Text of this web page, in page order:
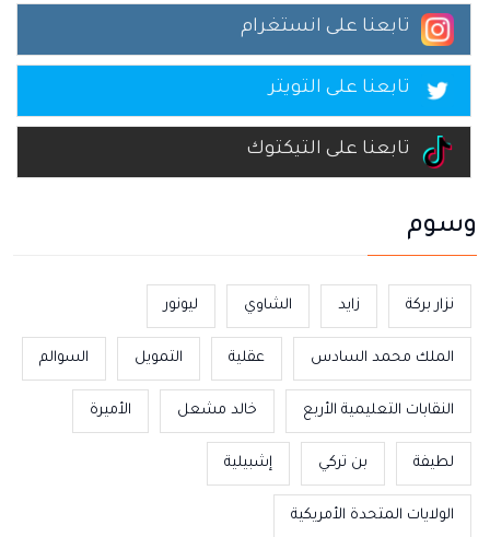
تابعنا على انستغرام
تابعنا على التويتر
تابعنا على التيكتوك
وسوم
نزار بركة زايد الشاوي ليونور
الملك محمد السادس عقلية التمويل السوالم
النقابات التعليمية الأربع خالد مشعل الأميرة
لطيفة بن تركي إشبيلية
الولايات المتحدة الأمريكية